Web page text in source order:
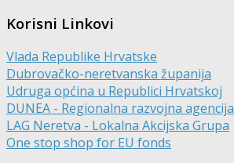
Korisni Linkovi
Vlada Republike Hrvatske
Dubrovačko-neretvanska županija
Udruga općina u Republici Hrvatskoj
DUNEA - Regionalna razvojna agencija
LAG Neretva - Lokalna Akcijska Grupa
One stop shop for EU fonds